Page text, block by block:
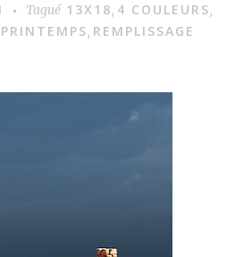
Tagué 13X18, 4 COULEURS,
PRINTEMPS, REMPLISSAGE